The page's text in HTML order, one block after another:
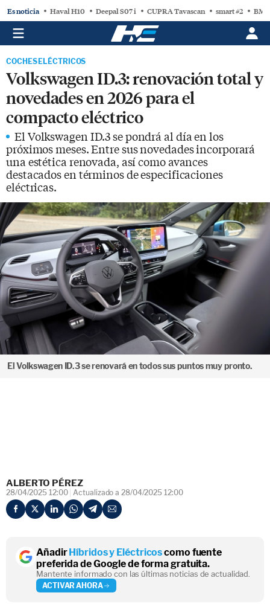
Es noticia Haval H10 Deepal S07 i CUPRA Tavascan smart #2
COCHES ELÉCTRICOS
Volkswagen ID.3: renovación total y
novedades en 2026 para el
compacto eléctrico
El Volkswagen ID.3 se pondrá al día en los
próximos meses. Entre sus novedades incorporará
una estética renovada, así como avances
destacados en términos de especificaciones
eléctricas.
El Volkswagen ID.3 se renovará en todos sus puntos muy pronto.
ALBERTO PÉREZ
28/04/2025 12:00 Actualizado a 28/04/2025 12:00
AñadirHíbridos y Eléctricoscomo fuente
preferida de Google de forma gratuita.
Mantente informado con las últimas noticias de actualidad.
ACTIVAR AHORA